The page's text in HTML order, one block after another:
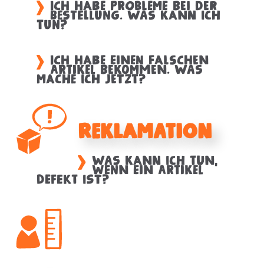
Ich habe Probleme bei der
Bestellung. Was kann ich
tun?
Ich habe einen falschen
Artikel bekommen. Was
mache ich jetzt?
Reklamation
Was kann ich tun,
wenn ein Artikel
defekt ist?